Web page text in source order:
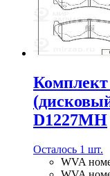
D1227MH
Осталось 1 шт.
WVA